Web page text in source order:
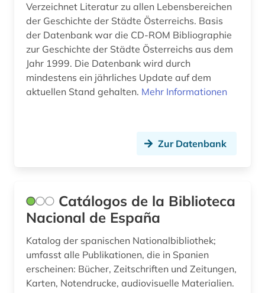
mecklenburg-vorpommern (2)
medienwissenschaft (8)
mexiko (1)
mexiko (1)
mittelfranken (1)
mundartliteratur (1)
musik (2)
musikalien (1)
musikaufnahme (1)
Verzeichnet Literatur zu allen Lebensbereichen
der Geschichte der Städte Österreichs. Basis
der Datenbank war die CD-ROM Bibliographie
zur Geschichte der Städte Österreichs aus dem
Jahr 1999. Die Datenbank wird durch
mindestens ein jährliches Update auf dem
aktuellen Stand gehalten. Mehr Informationen
Zur Datenbank
Catálogos de la Biblioteca
Nacional de España
Katalog der spanischen Nationalbibliothek;
umfasst alle Publikationen, die in Spanien
erscheinen: Bücher, Zeitschriften und Zeitungen,
Karten, Notendrucke, audiovisuelle Materialien.